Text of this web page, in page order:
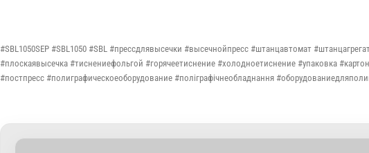
#SBL1050SEP #SBL1050 #SBL #прессдлявысечки #высечнойпресс #штанцавтомат
#плоскаявысечка #тиснениефольгой #горячеетиснение #холодноетиснение #упаковка
#постпресс #полиграфическоеоборудование #поліграфічнеобладнання